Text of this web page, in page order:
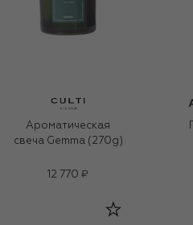
Ароматическая
свеча Gemma (270g)
12 770 ₽